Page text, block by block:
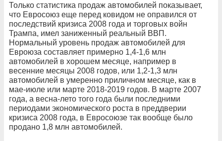
Только статистика продаж автомобилей показывает,
что Евросоюз еще перед ковидом не оправился от
последствий кризиса 2008 года и торговых войн
Трампа, имел заниженный реальный ВВП.
Нормальный уровень продаж автомобилей для
Евроюза составляет примерно 1,4-1,6 млн
автомобилей в хорошем месяце, например в
весенние месяцы 2008 годов, или 1,2-1,3 млн
автомобилей в умеренно приличном месяце, как в
мае-июле или марте 2018-2019 годов. В марте 2007
года, а весна-лето того года были последними
периодами экономического роста в преддверии
кризиса 2008 года, в Евросоюзе так вообще было
продано 1,8 млн автомобилей.